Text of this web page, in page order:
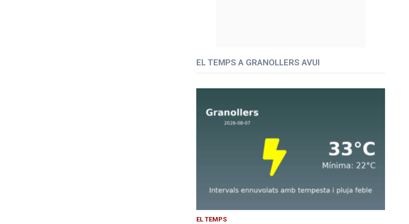
EL TEMPS A GRANOLLERS AVUI
EL TEMPS